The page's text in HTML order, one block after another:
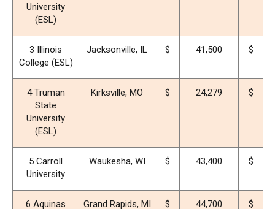
University
(ESL)
3 Illinois
College (ESL)
Jacksonville, IL $ 41,500 $
4 Truman
State
University
(ESL)
Kirksville, MO $ 24,279 $
5 Carroll
University
Waukesha, WI $ 43,400 $
6 Aquinas Grand Rapids, MI $ 44,700 $